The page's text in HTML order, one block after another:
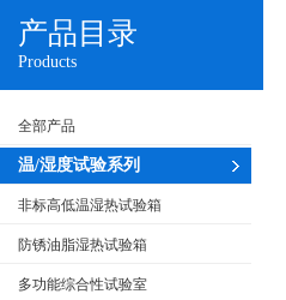
产品目录
Products
全部产品
温/湿度试验系列
非标高低温湿热试验箱
防锈油脂湿热试验箱
多功能综合性试验室